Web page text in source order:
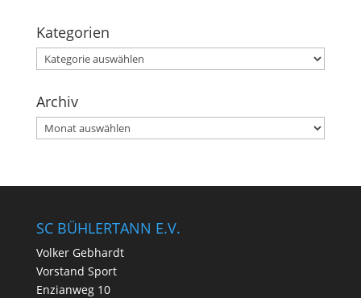
Kategorien
Kategorien
Archiv
Archiv
SC BÜHLERTANN E.V.
Volker Gebhardt
Vorstand Sport
Enzianweg 10